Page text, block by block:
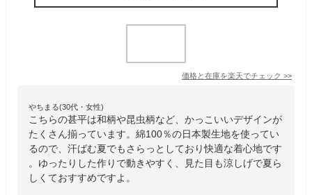
価格と在庫を楽天でチェック >>
やちまる(30代・女性)
こちらの甚平は和柄や昆虫柄など、かっこいいデザインが
たくさん揃っています。綿100％の日本製生地を使ってい
るので、汗ばむ夏でもさらっとしており快適な着心地です
。ゆったりした作りで動きやすく、見た目も涼しげで夏ら
しくておすすめですよ。